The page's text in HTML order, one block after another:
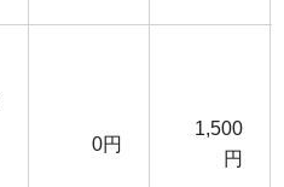
0円
1,500
円